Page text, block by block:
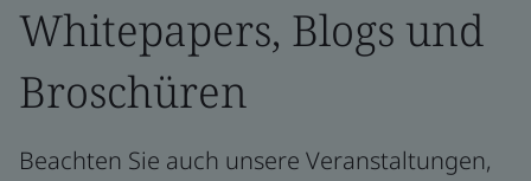
Whitepapers, Blogs und
Broschüren
Beachten Sie auch unsere Veranstaltungen,